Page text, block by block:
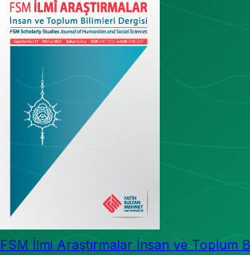
FSM İlmi Araştırmalar İnsan ve Toplum